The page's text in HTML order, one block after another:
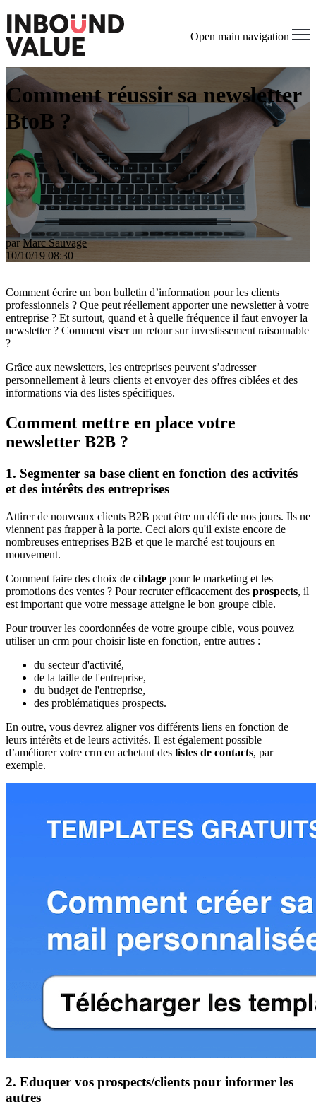
Open main navigation
Comment réussir sa newsletter
BtoB ?
parMarc Sauvage
10/10/19 08:30
Comment écrire un bon bulletin d’information pour les clients
professionnels ? Que peut réellement apporter une newsletter à votre
entreprise ? Et surtout, quand et à quelle fréquence il faut envoyer la
newsletter ? Comment viser un retour sur investissement raisonnable
?
Grâce aux newsletters, les entreprises peuvent s’adresser
personnellement à leurs clients et envoyer des offres ciblées et des
informations via des listes spécifiques.
Comment mettre en place votre
newsletter B2B ?
1. Segmenter sa base client en fonction des activités
et des intérêts des entreprises
Attirer de nouveaux clients B2B peut être un défi de nos jours. Ils ne
viennent pas frapper à la porte. Ceci alors qu'il existe encore de
nombreuses entreprises B2B et que le marché est toujours en
mouvement.
Comment faire des choix de ciblage pour le marketing et les
promotions des ventes ? Pour recruter efficacement des prospects, il
est important que votre message atteigne le bon groupe cible.
Pour trouver les coordonnées de votre groupe cible, vous pouvez
utiliser un crm pour choisir liste en fonction, entre autres :
du secteur d'activité,
de la taille de l'entreprise,
du budget de l'entreprise,
des problématiques prospects.
En outre, vous devrez aligner vos différents liens en fonction de
leurs intérêts et de leurs activités. Il est également possible
d’améliorer votre crm en achetant des listes de contacts, par
exemple.
2. Eduquer vos prospects/clients pour informer les
autres